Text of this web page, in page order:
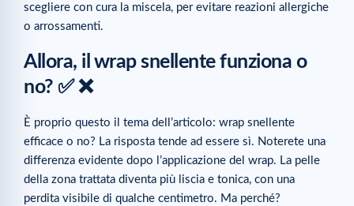
scegliere con cura la miscela, per evitare reazioni allergiche
o arrossamenti.
Allora, il wrap snellente funziona o
no? ✅ ❌
È proprio questo il tema dell’articolo: wrap snellente
efficace o no? La risposta tende ad essere sì. Noterete una
differenza evidente dopo l’applicazione del wrap. La pelle
della zona trattata diventa più liscia e tonica, con una
perdita visibile di qualche centimetro. Ma perché?